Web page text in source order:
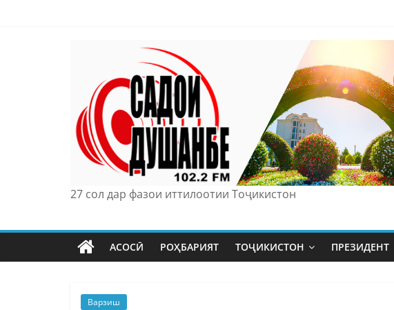
27 сол дар фазои иттилоотии Тоҷикистон
АСОСӢ РОҲБАРИЯТ ТОҶИКИСТОН ПРЕЗИДЕНТ
Варзиш